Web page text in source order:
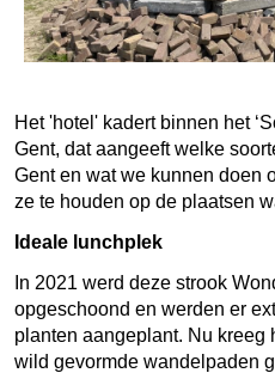
Het 'hotel' kadert binnen het
Gent, dat aangeeft welke
Gent en wat we kunnen doen
ze te houden op de plaatsen
Ideale lunchplek
In 2021 werd deze strook
opgeschoond en werden er
planten aangeplant. Nu kreeg
wild gevormde wandelpaden